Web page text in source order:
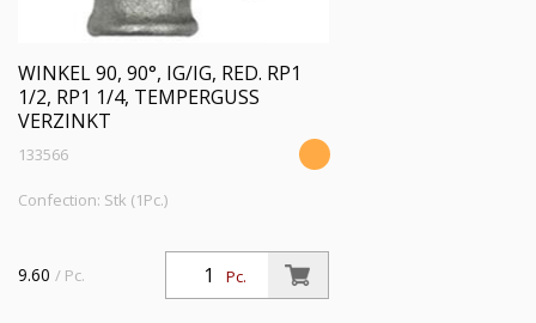
WINKEL 90, 90°, IG/IG, RED. RP1
1/2, RP1 1/4, TEMPERGUSS
VERZINKT
133566
Confection: Stk (1Pc.)
Pc.
9.60 / Pc.